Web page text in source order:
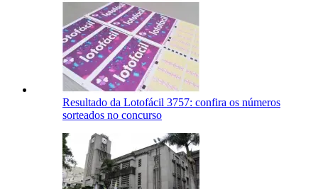
Resultado da Lotofácil 3757: confira os números
sorteados no concurso